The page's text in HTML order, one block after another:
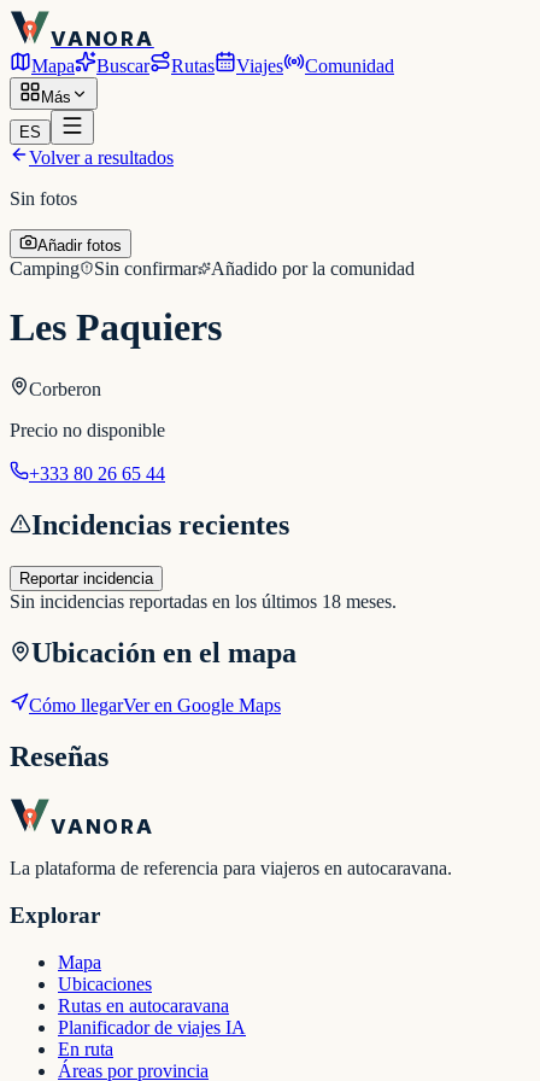
VANORA
Mapa Buscar Rutas Viajes Comunidad
Más
ES
Volver a resultados
Sin fotos
Añadir fotos
Camping Sin confirmar Añadido por la comunidad
Les Paquiers
Corberon
Precio no disponible
+333 80 26 65 44
Incidencias recientes
Reportar incidencia
Sin incidencias reportadas en los últimos 18 meses.
Ubicación en el mapa
Cómo llegarVer en Google Maps
Reseñas
VANORA
La plataforma de referencia para viajeros en autocaravana.
Explorar
Mapa
Ubicaciones
Rutas en autocaravana
Planificador de viajes IA
En ruta
Áreas por provincia